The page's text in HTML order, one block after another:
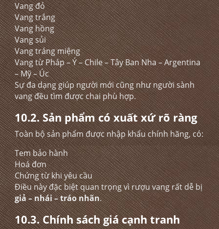
Vang đỏ
Vang trắng
Vang hồng
Vang sủi
Vang tráng miệng
Vang từ Pháp – Ý – Chile – Tây Ban Nha – Argentina
– Mỹ – Úc
Sự đa dạng giúp người mới cũng như người sành
vang đều tìm được chai phù hợp.
10.2. Sản phẩm có xuất xứ rõ ràng
Toàn bộ sản phẩm được nhập khẩu chính hãng, có:
Tem bảo hành
Hoá đơn
Chứng từ khi yêu cầu
Điều này đặc biệt quan trọng vì rượu vang rất dễ bị
giả – nhái – tráo nhãn.
10.3. Chính sách giá cạnh tranh